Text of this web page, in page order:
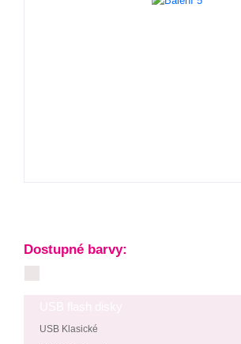
Dostupné barvy:
USB Klasické